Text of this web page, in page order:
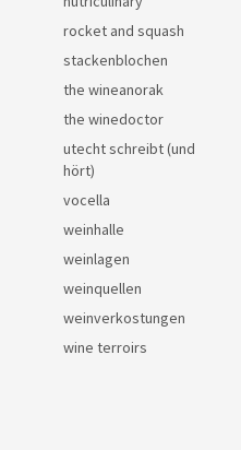
rocket and squash
stackenblochen
the wineanorak
the winedoctor
utecht schreibt (und
hört)
vocella
weinhalle
weinlagen
weinquellen
weinverkostungen
wine terroirs